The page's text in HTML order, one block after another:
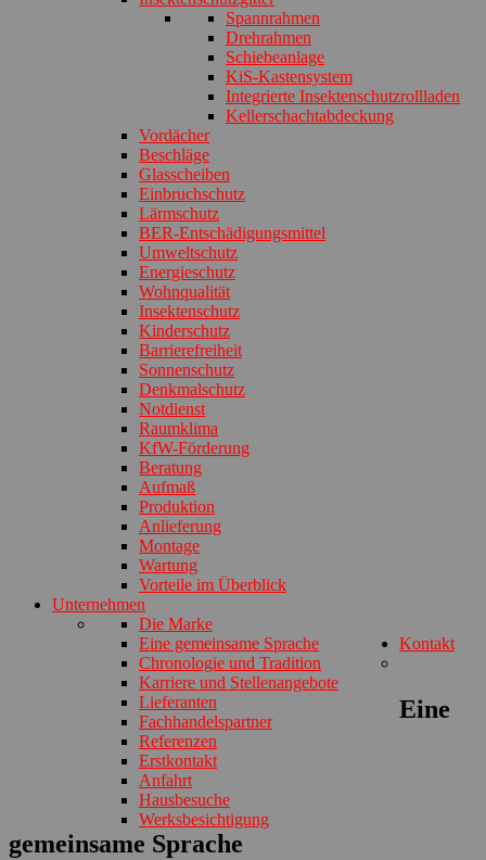
Spannrahmen
Drehrahmen
Schiebeanlage
KiS-Kastensystem
Integrierte Insektenschutzrollladen
Kellerschachtabdeckung
Vordächer
Beschläge
Glasscheiben
Einbruchschutz
Lärmschutz
BER-Entschädigungsmittel
Umweltschutz
Energieschutz
Wohnqualität
Insektenschutz
Kinderschutz
Barrierefreiheit
Sonnenschutz
Denkmalschutz
Notdienst
Raumklima
KfW-Förderung
Beratung
Aufmaß
Produktion
Anlieferung
Montage
Wartung
Vorteile im Überblick
Unternehmen
Die Marke
Eine gemeinsame Sprache
Chronologie und Tradition
Karriere und Stellenangebote
Lieferanten
Fachhandelspartner
Referenzen
Kontakt
Erstkontakt
Anfahrt
Hausbesuche
Werksbesichtigung
Eine
gemeinsame Sprache